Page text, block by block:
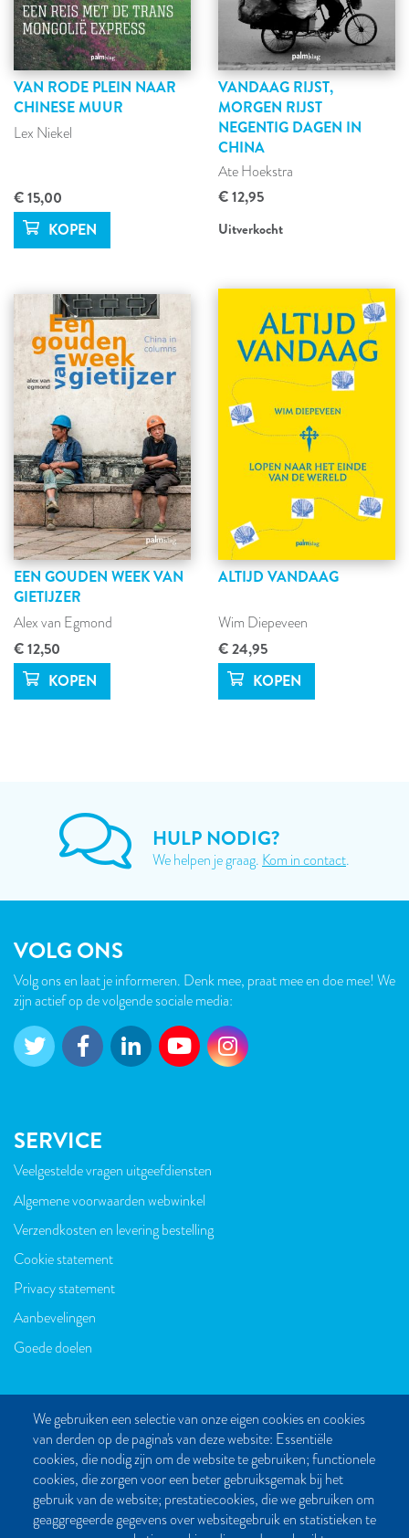
We gebruiken een selectie van onze eigen cookies en cookies
van derden op de pagina's van deze website: Essentiële
cookies, die nodig zijn om de website te gebruiken; functionele
cookies, die zorgen voor een beter gebruiksgemak bij het
gebruik van de website; prestatiecookies, die we gebruiken om
geaggregeerde gegevens over websitegebruik en statistieken te
VAN RODE PLEIN NAAR
CHINESE MUUR
Lex Niekel
€ 15,00
VANDAAG RIJST,
MORGEN RIJST
NEGENTIG DAGEN IN
CHINA
Ate Hoekstra
€ 12,95
Uitverkocht
EEN GOUDEN WEEK VAN
GIETIJZER
Alex van Egmond
€ 12,50
ALTIJD VANDAAG
Wim Diepeveen
€ 24,95
HULP NODIG?
We helpen je graag. Kom in contact.
VOLG ONS
Volg ons en laat je informeren. Denk mee, praat mee en doe mee! We
zijn actief op de volgende sociale media:
SERVICE
VOET
Veelgestelde vragen uitgeefdiensten
Algemene voorwaarden webwinkel
Verzendkosten en levering bestelling
Cookie statement
Privacy statement
Aanbevelingen
Goede doelen
CONTACT
Post- en bezoekadres:
Kattegat 32-8
9723 JP Groningen